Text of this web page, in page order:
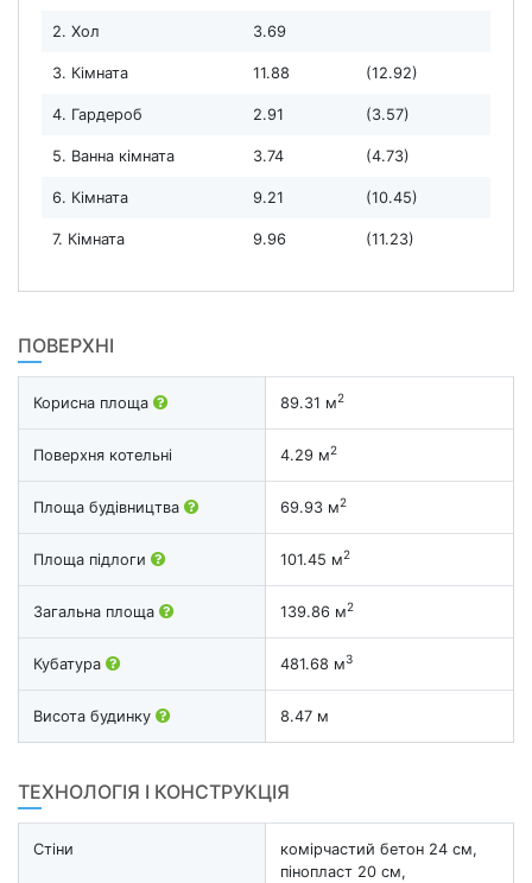
2. Хол 3.69
3. Кімната 11.88 (12.92)
4. Гардероб 2.91 (3.57)
5. Ванна кімната 3.74 (4.73)
6. Кімната 9.21 (10.45)
7. Кімната 9.96 (11.23)
ПОВЕРХНІ
Корисна площа 89.31 м2
Поверхня котельні 4.29 м2
Площа будівництва 69.93 м2
Площа підлоги 101.45 м2
Загальна площа 139.86 м2
Кубатура 481.68 м3
Висота будинку 8.47 м
ТЕХНОЛОГІЯ І КОНСТРУКЦІЯ
Стіни
комірчастий бетон 24 см,
пінопласт 20 см,